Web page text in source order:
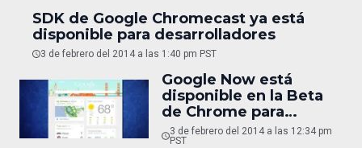
SDK de Google Chromecast ya está
disponible para desarrolladores
3 de febrero del 2014 a las 1:40 pm PST
Google Now está
disponible en la Beta
de Chrome para
escritorio
3 de febrero del 2014 a las 12:34 pm
PST